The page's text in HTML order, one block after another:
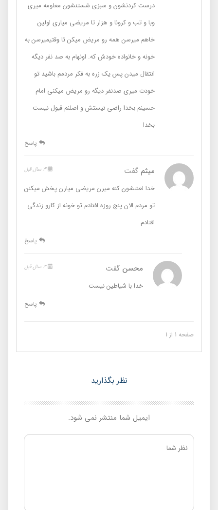
درست کردنشون و سبزی شستنشون معلومه میری
وبا و تب و کرونا و هزار تا مریضی میاری اولین
خاهم میرسن همه رو مریض میکن تا وقتیمیرسن به
خونه و خانواده خودش که. اونهام به صد نفر دیگه
انتقال میدن پس یک زره به فکر مردمم باشید تو
خودت میری صدنفر دیگه رو مریض میکنی امام
حسینم بخدا راضی نیستش و اصلنم قبول نیست
پاسخ
میثمگفت
خدا لعنتشون کنه میرن مریضی میارن پخش میکنن
تو مردم.الان پنج روزه افتادم تو خونه از کارو زندگی
پاسخ
محسنگفت
خدا با شیاطین نیست
پاسخ
صفحه 1 از 1
نظر بگذارید
ایمیل شما منتشر نمی شود.